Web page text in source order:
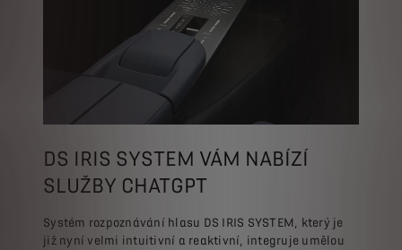
DS IRIS SYSTEM VÁM NABÍZÍ
SLUŽBY CHATGPT
Systém rozpoznávání hlasu DS IRIS SYSTEM, který je
již nyní velmi intuitivní a reaktivní, integruje umělou